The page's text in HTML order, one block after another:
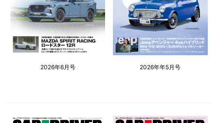
2026年6月号 2026年年5月号